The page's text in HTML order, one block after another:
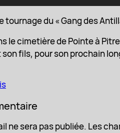
tournage du « Gang des
le cimetière de Pointe à
fils, pour son prochain
ne sera pas publiée. Les